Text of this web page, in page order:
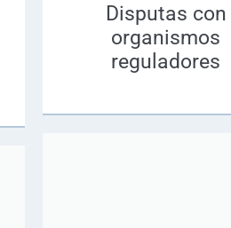
Disputas con
organismos
reguladores